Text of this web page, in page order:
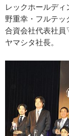
レックホールデ
野重幸・フルテ
合資会社代表社
ヤマシタ社長。